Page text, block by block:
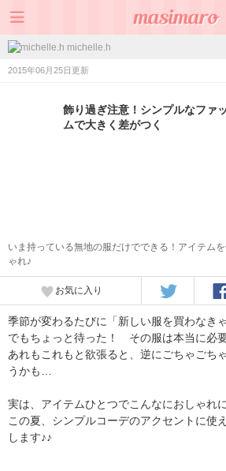
michelle.h
2015年06月25日更新
飾り過ぎ注意！シンプルなファ
ムで大きく差がつく
いま持っている無地の服だけでできる！アイテム
ゃれ♪
お気に入り
季節が変わるたびに「新しい服を買わなき
でもちょっと待った！ その服は本当に必
あれもこれもと欲張ると、逆にごちゃごち
うかも…
実は、アイテムひとつでこんなにおしゃれ
この夏、シンプルコーデのアクセントに使
します♪♪